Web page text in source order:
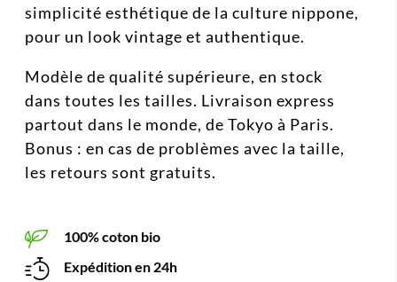
simplicité esthétique de la culture nippone,
pour un look vintage et authentique.
Modèle de qualité supérieure, en stock
dans toutes les tailles. Livraison express
partout dans le monde, de Tokyo à Paris.
Bonus : en cas de problèmes avec la taille,
les retours sont gratuits.
100% coton bio
Expédition en 24h